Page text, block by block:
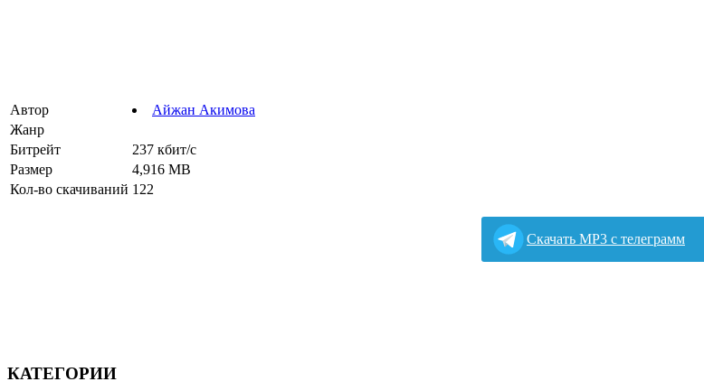
Автор
Айжан Акимова
Жанр
Битрейт
237 кбит/с
Размер
4,916 MB
Кол-во скачиваний 122
Cкачать MP3 с телеграмм
КАТЕГОРИИ